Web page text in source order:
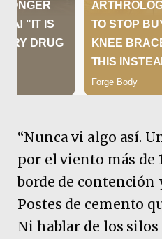
“Nunca vi algo así.
por el viento más de
borde de contención
Postes de cemento
Ni hablar de los